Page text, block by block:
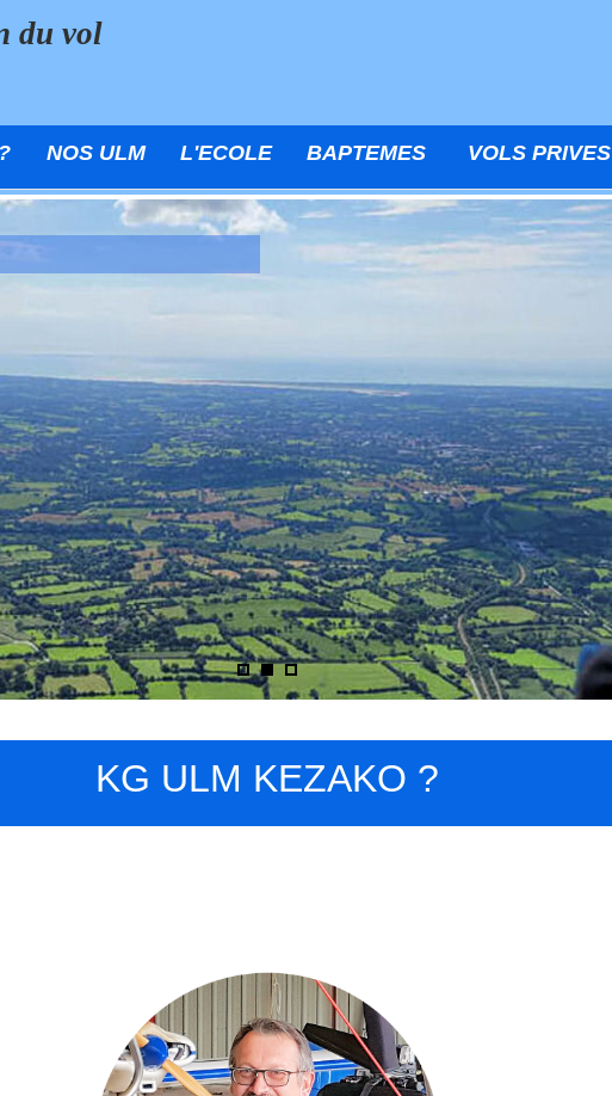
du vol
NOS ULM L'ECOLE BAPTEMES VOLS PRIVES
Un décor majestueux
KG ULM KEZAKO ?